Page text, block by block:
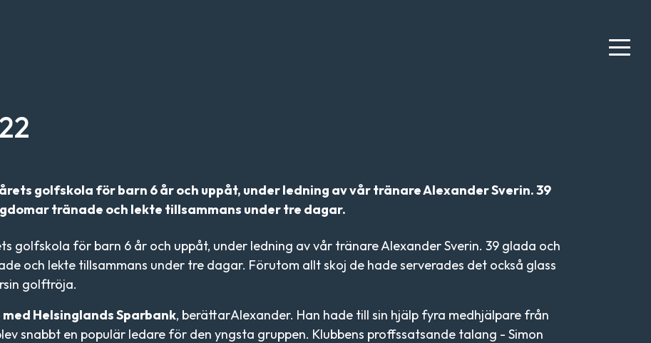
golfskola för barn 6 år och uppåt, under ledning av vår tränare Alexander Sverin. 39
tränade och lekte tillsammans under tre dagar.
golfskola för barn 6 år och uppåt, under ledning av vår tränare Alexander Sverin. 39 glada och
och lekte tillsammans under tre dagar. Förutom allt skoj de hade serverades det också glass
golftröja.
Helsinglands Sparbank, berättarAlexander. Han hade till sin hjälp fyra medhjälpare från
snabbt en populär ledare för den yngsta gruppen. Klubbens proffssatsande talang - Simon